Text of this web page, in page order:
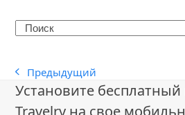
Search
previous
post:
Предыдущий
Установите бесплатный
Travelry на свое